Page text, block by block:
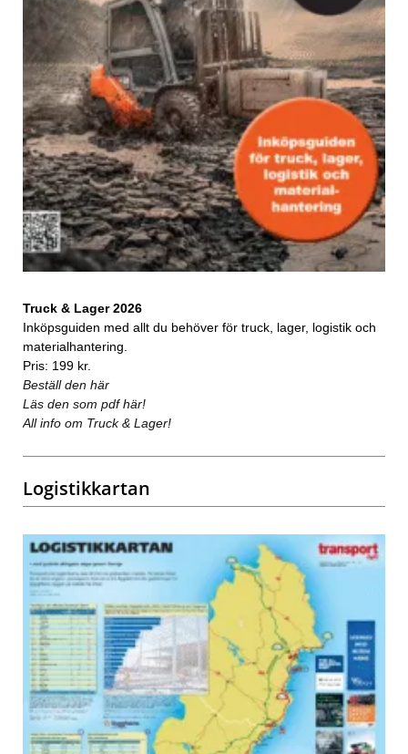
Truck & Lager 2026
Inköpsguiden med allt du behöver för truck, lager, logistik och
materialhantering.
Pris: 199 kr.
Beställ den här
Läs den som pdf här!
All info om Truck & Lager!
Logistikkartan